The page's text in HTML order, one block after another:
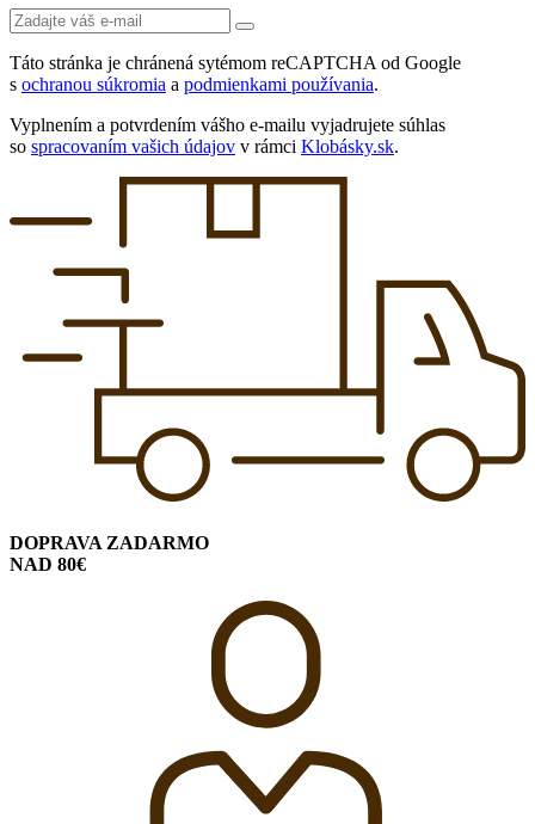
Táto stránka je chránená sytémom reCAPTCHA od Google
s ochranou súkromia a podmienkami používania.
Vyplnením a potvrdením vášho e-mailu vyjadrujete súhlas
so spracovaním vašich údajov v rámci Klobásky.sk.
DOPRAVA ZADARMO
NAD 80€